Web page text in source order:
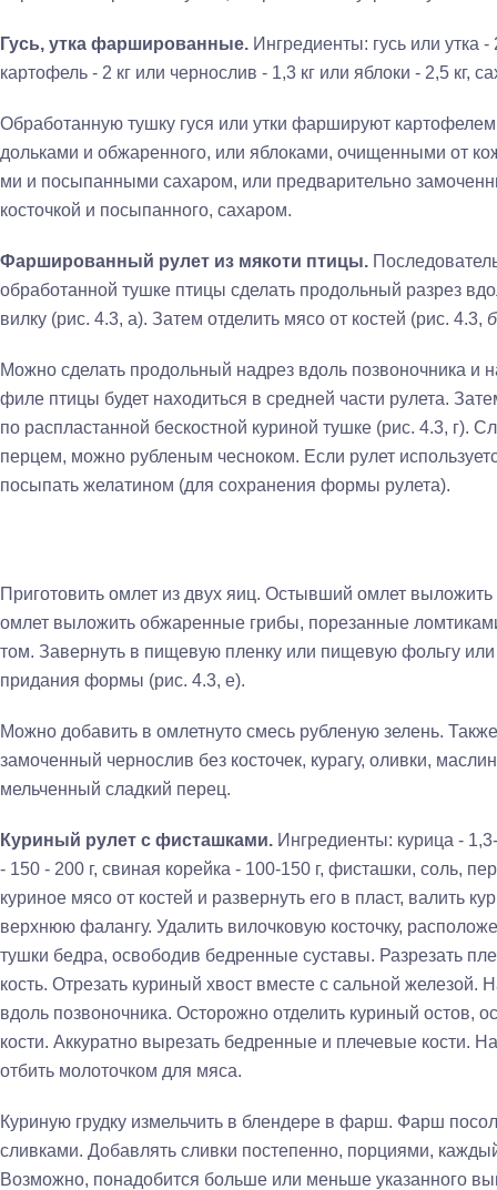
Гусь, утка фаршированные. Ингредиенты: гусь или утка -
картофель - 2 кг или черно­слив - 1,3 кг или яблоки - 2,5 кг,
Обработанную тушку гуся или утки фаршируют
дольками и обжаренного, или яблоками, очищенными от
ми и посыпанными сахаром, или предварительно
косточкой и посыпанного, сахаром.
Фаршированный рулет из мякоти птицы.
обработанной тушке птицы сделать продольный разрез
вилку (рис. 4.3, а). Затем отделить мясо от костей (рис. 4.3,
Можно сделать продольный надрез вдоль позвоночника и
филе птицы будет находиться в средней части рулета.
по распластанной бес­костной куриной тушке (рис. 4.3, г).
перцем, можно рубленым чесноком. Если рулет
посыпать желатином (для сохра­нения формы рулета).
Приготовить омлет из двух яиц. Остывший омлет
омлет выложить обжаренные грибы, порезанные
том. Завернуть в пищевую пленку или пищевую фольгу или
придания формы (рис. 4.3, е).
Можно добавить в омлетнуто смесь рубленую зелень.
замоченный чернослив без ко­сточек, курагу, оливки,
мельченный сладкий перец.
Куриный рулет с фисташками. Ингредиенты: курица -
- 150 - 200 г, свиная корейка - 100-150 г, фисташки, соль,
куриное мясо от костей и развернуть его в пласт, ва­лить
верхнюю фалангу. Удалить вилочковую косточку,
тушки бедра, освободив бедренные суставы. Разрезать
кость. Отрезать куриный хвост вместе с сальной железой.
вдоль позвоночника. Осторожно отделить куриный остов,
кости. Аккуратно вырезать бедренные и плечевые кости.
отбить моло­точком для мяса.
Куриную грудку измельчить в блендере в фарш. Фарш
сливками. Добавлять сливки посте­пенно, порциями,
Воз­можно, понадобится больше или меньше указанного